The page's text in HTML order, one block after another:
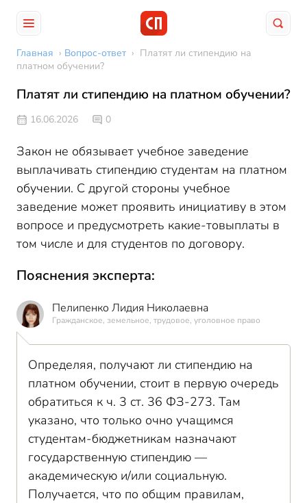
Главная › Вопрос-ответ › Платят ли стипендию на
платном обучении?
Платят ли стипендию на платном обучении?
16.06.2026 0
Закон не обязывает учебное заведение
выплачивать стипендию студентам на платном
обучении. С другой стороны учебное
заведение может проявить инициативу в этом
вопросе и предусмотреть какие-товыплаты в
том числе и для студентов по договору.
Пояснения эксперта:
Пелипенко Лидия Николаевна
Гражданское, земельное, трудовое, уголовное право
Определяя, получают ли стипендию на
платном обучении, стоит в первую очередь
обратиться к ч. 3 ст. 36 ФЗ-273. Там
указано, что только очно учащимся
студентам-бюджетникам назначают
государственную стипендию —
академическую и/или социальную.
Получается, что по общим правилам,